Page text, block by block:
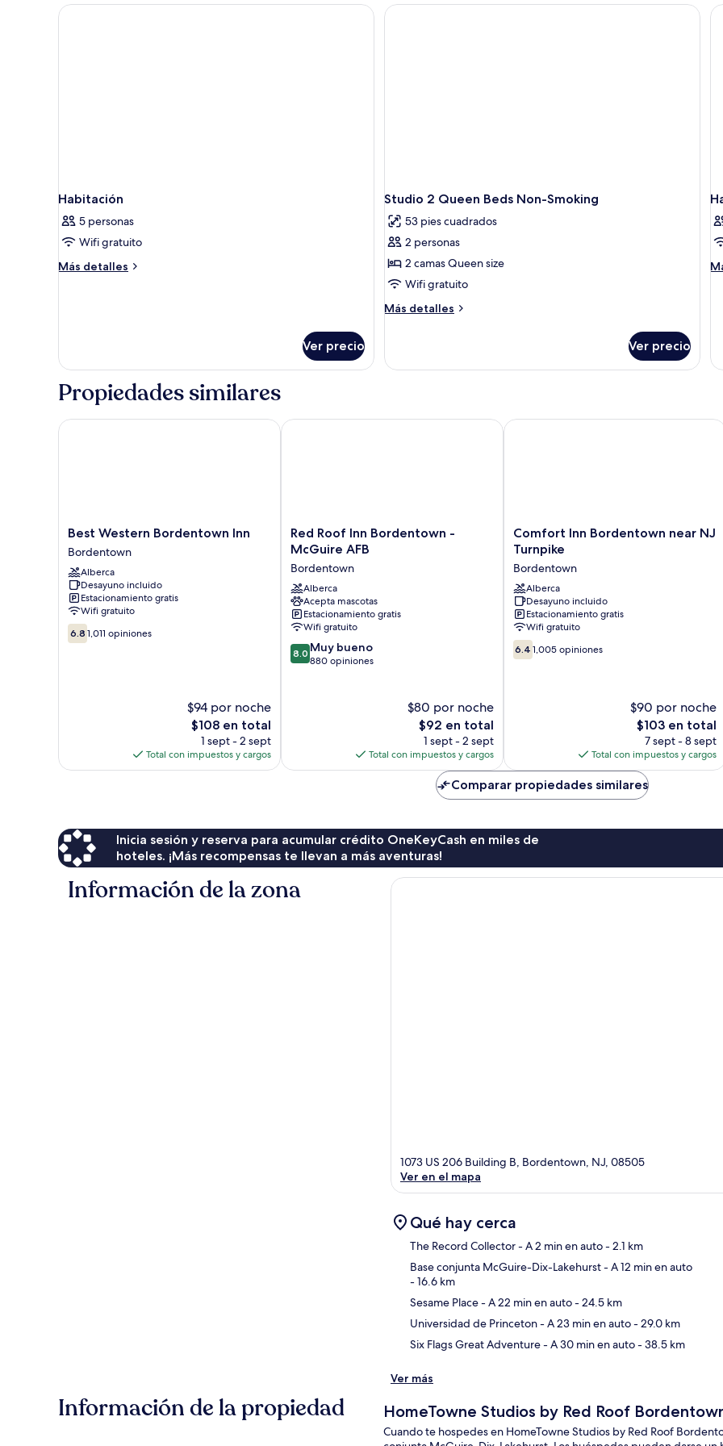
size,
para
Habitación
5 personas
Wifi gratuito
Más detalles
Más
Ver precio
Studio 2 Queen Beds Non-Smoking
53 pies cuadrados
2 personas
2 camas Queen size
Wifi gratuito
Más detalles
Más
2
Smoking
Ver precio
Propiedades similares
Best
Western
Bordentown
Inn
Bordentown
Best Western Bordentown Inn
Bordentown
Alberca
Desayuno incluido
Estacionamiento gratis
Wifi gratuito
6.8
de
6.8 1,011 opiniones
$94 por noche
El
precio
actual
es
$108 en total
1 sept - 2 sept
Total con impuestos y cargos
Best Western Bordentown Inn
Red
Roof
Bordentown
-
McGuire
AFB
Bordentown
Red Roof Inn Bordentown -
McGuire AFB
Bordentown
Alberca
Acepta mascotas
Estacionamiento gratis
Wifi gratuito
8.0
de
8.0 Muy bueno
880 opiniones
$80 por noche
El
precio
actual
es
$92 en total
1 sept - 2 sept
Total con impuestos y cargos
Red Roof Inn Bordentown - McGuire AFB
Comfort
Inn
Bordentown
near
NJ
Turnpike
Bordentown
Comfort Inn Bordentown near NJ
Turnpike
Bordentown
Alberca
Desayuno incluido
Estacionamiento gratis
Wifi gratuito
6.4
de
6.4 1,005 opiniones
$90 por noche
El
precio
actual
es
de
$103
$103 en total
7 sept - 8 sept
Total con impuestos y cargos
Comfort Inn Bordentown near NJ
Comparar propiedades similares
Inicia sesión y reserva para acumular crédito OneKeyCash en miles de
hoteles. ¡Más recompensas te llevan a más aventuras!
Información de la zona
1073 US 206 Building B, Bordentown, NJ, 08505
Ver en el mapa
Qué hay cerca
The Record Collector- A 2 min en auto- 2.1 km
Base conjunta McGuire-Dix-Lakehurst- A 12 min en auto
- 16.6 km
Sesame Place- A 22 min en auto- 24.5 km
Universidad de Princeton- A 23 min en auto- 29.0 km
Six Flags Great Adventure- A 30 min en auto- 38.5 km
Ver más
Información de la propiedad HomeTowne Studios by Red Roof
Cuando te hospedes en HomeTowne Studios by Red Roof